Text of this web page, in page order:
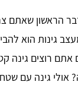
הראשון שאתם
גינות הוא
רוצים גינה
אולי גינה עם